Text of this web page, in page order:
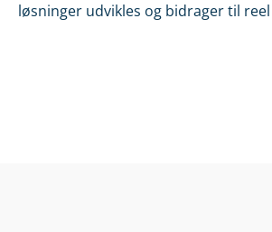
løsninger udvikles og bidrager til